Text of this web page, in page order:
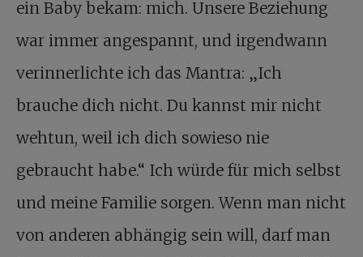
ein Baby bekam: mich. Unsere Beziehung
war immer angespannt, und irgendwann
verinnerlichte ich das Mantra: „Ich
brauche dich nicht. Du kannst mir nicht
wehtun, weil ich dich sowieso nie
gebraucht habe.“ Ich würde für mich selbst
und meine Familie sorgen. Wenn man nicht
von anderen abhängig sein will, darf man